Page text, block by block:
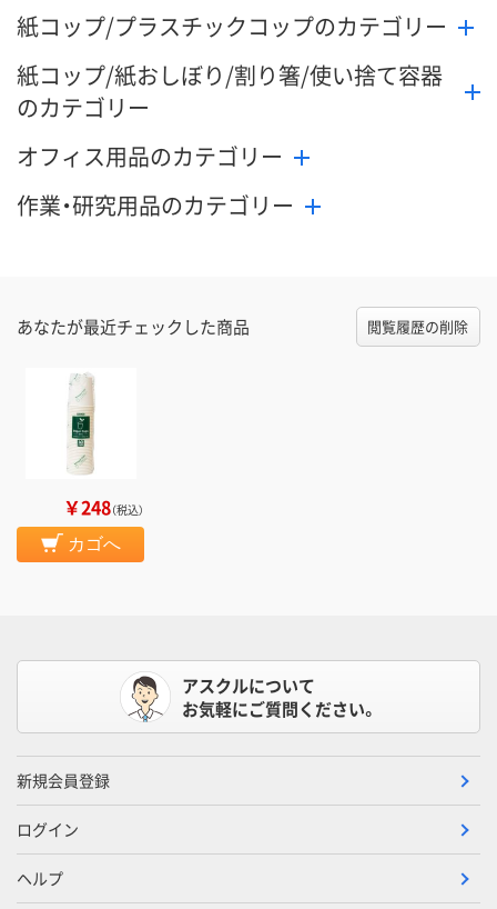
紙コップ/プラスチックコップのカテゴリー
紙コップ/紙おしぼり/割り箸/使い捨て容器
のカテゴリー
オフィス用品のカテゴリー
作業・研究用品のカテゴリー
あなたが最近チェックした商品 閲覧履歴の削除
￥248（税込）
カゴへ
アスクルについて
お気軽にご質問ください。
新規会員登録
ログイン
ヘルプ